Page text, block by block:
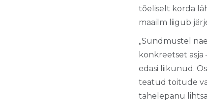
tõeliselt korda
maailm liigub
„Sündmustel
konkreetset asja
edasi liikunud.
teatud toitude
tähelepanu